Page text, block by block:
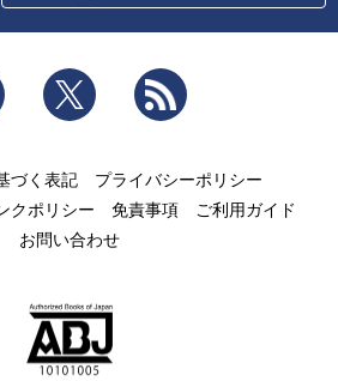
Facebook Twitter
づく表記
プライバシーポリシー
クポリシー 免責事項
ご利用ガイド
お問い合わせ